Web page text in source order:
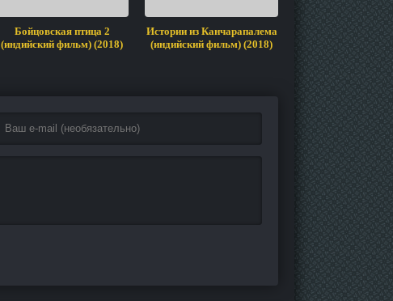
Бойцовская птица 2
(индийский фильм) (2018)
Истории из Канчарапалема
(индийский фильм) (2018)
Свадьба Вира
фильм)